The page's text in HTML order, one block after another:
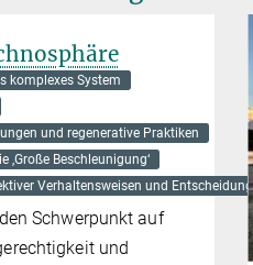
komplexes System
und regenerative Praktiken
‚Große Beschleunigung‘
Verhaltensweisen und
Schwerpunkt auf
und